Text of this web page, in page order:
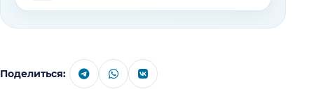
Поделиться: